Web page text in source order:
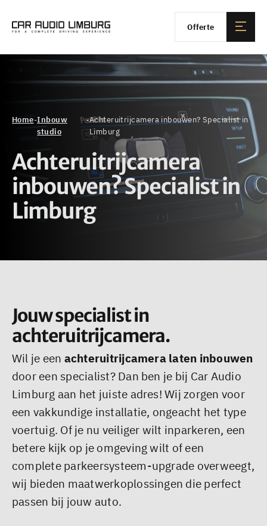
Offerte
Home-Inbouw
studio
-Achteruitrijcamera inbouwen? Specialist in
Limburg
Achteruitrijcamera
inbouwen? Specialist in
Limburg
Jouw specialist in
achteruitrijcamera.
Wil je een achteruitrijcamera laten inbouwen
door een specialist? Dan ben je bij Car Audio
Limburg aan het juiste adres! Wij zorgen voor
een vakkundige installatie, ongeacht het type
voertuig. Of je nu veiliger wilt inparkeren, een
betere kijk op je omgeving wilt of een
complete parkeersysteem-upgrade overweegt,
wij bieden maatwerkoplossingen die perfect
passen bij jouw auto.